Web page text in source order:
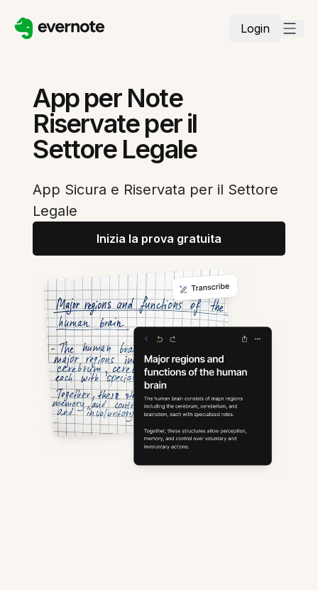
Login
App per Note
Riservate per il
Settore Legale
App Sicura e Riservata per il Settore
Legale
Inizia la prova gratuita